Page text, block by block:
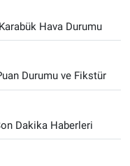
Karabük Hava Durumu
Durumu ve Fikstür
Dakika Haberleri